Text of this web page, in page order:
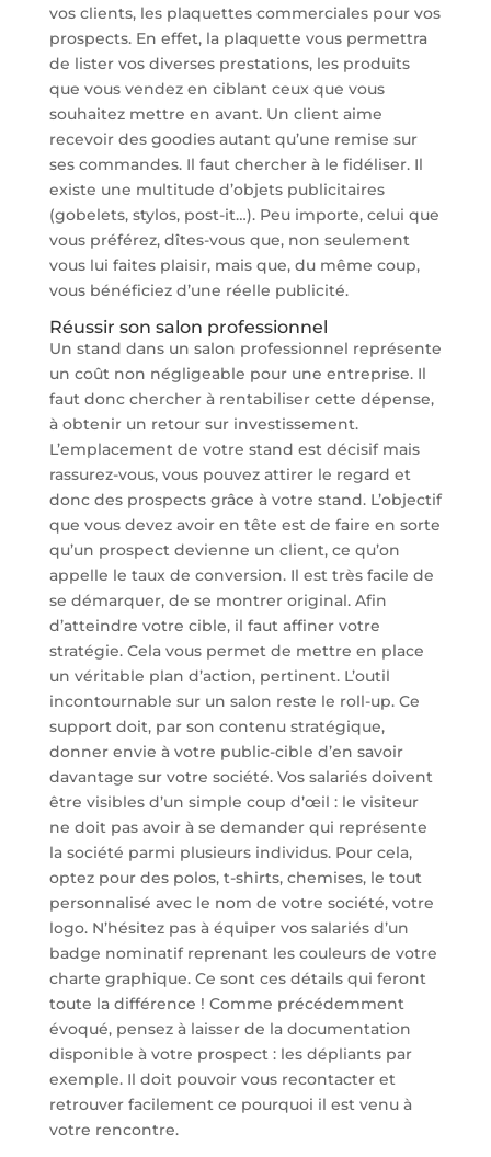
vos clients, les plaquettes commerciales pour vos
prospects. En effet, la plaquette vous permettra
de lister vos diverses prestations, les produits
que vous vendez en ciblant ceux que vous
souhaitez mettre en avant. Un client aime
recevoir des goodies autant qu’une remise sur
ses commandes. Il faut chercher à le fidéliser. Il
existe une multitude d’objets publicitaires
(gobelets, stylos, post-it…). Peu importe, celui que
vous préférez, dîtes-vous que, non seulement
vous lui faites plaisir, mais que, du même coup,
vous bénéficiez d’une réelle publicité.
Réussir son salon professionnel
Un stand dans un salon professionnel représente
un coût non négligeable pour une entreprise. Il
faut donc chercher à rentabiliser cette dépense,
à obtenir un retour sur investissement.
L’emplacement de votre stand est décisif mais
rassurez-vous, vous pouvez attirer le regard et
donc des prospects grâce à votre stand. L’objectif
que vous devez avoir en tête est de faire en sorte
qu’un prospect devienne un client, ce qu’on
appelle le taux de conversion. Il est très facile de
se démarquer, de se montrer original. Afin
d’atteindre votre cible, il faut affiner votre
stratégie. Cela vous permet de mettre en place
un véritable plan d’action, pertinent. L’outil
incontournable sur un salon reste le roll-up. Ce
support doit, par son contenu stratégique,
donner envie à votre public-cible d’en savoir
davantage sur votre société. Vos salariés doivent
être visibles d’un simple coup d’œil : le visiteur
ne doit pas avoir à se demander qui représente
la société parmi plusieurs individus. Pour cela,
optez pour des polos, t-shirts, chemises, le tout
personnalisé avec le nom de votre société, votre
logo. N’hésitez pas à équiper vos salariés d’un
badge nominatif reprenant les couleurs de votre
charte graphique. Ce sont ces détails qui feront
toute la différence ! Comme précédemment
évoqué, pensez à laisser de la documentation
disponible à votre prospect : les dépliants par
exemple. Il doit pouvoir vous recontacter et
retrouver facilement ce pourquoi il est venu à
votre rencontre.